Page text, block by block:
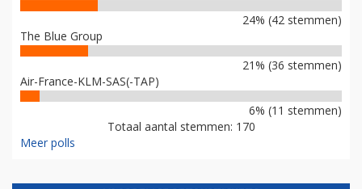
24% (42 stemmen)
The Blue Group
21% (36 stemmen)
Air-France-KLM-SAS(-TAP)
6% (11 stemmen)
Totaal aantal stemmen: 170
Meer polls